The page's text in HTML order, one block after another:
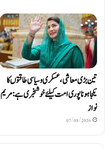
تین بڑی معاشی، عسکری و سیاسی طاقتوں کا
یکجا ہونا پوری امت کیلئے خوشخبری ہے: مریم
نواز
07/08/2026